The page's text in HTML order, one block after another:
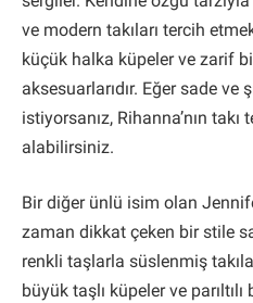
ve modern takıları tercih
küçük halka küpeler ve zarif
aksesuarlarıdır. Eğer sade ve
istiyorsanız, Rihanna’nın
alabilirsiniz.
Bir diğer ünlü isim olan
zaman dikkat çeken bir stile
renkli taşlarla süslenmiş
büyük taşlı küpeler ve